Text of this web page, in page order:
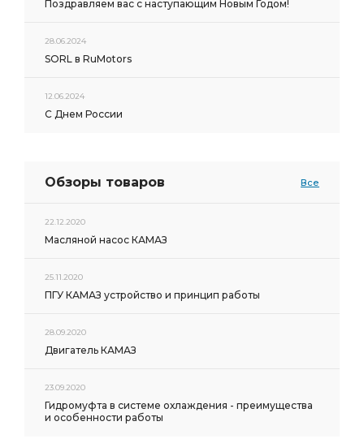
Поздравляем вас с наступающим Новым Годом!
28.06.2024
SORL в RuMotors
12.06.2024
С Днем России
Обзоры товаров Все
22.12.2020
Масляной насос КАМАЗ
25.11.2020
ПГУ КАМАЗ устройство и принцип работы
28.09.2020
Двигатель КАМАЗ
23.09.2020
Гидромуфта в системе охлаждения - преимущества
и особенности работы